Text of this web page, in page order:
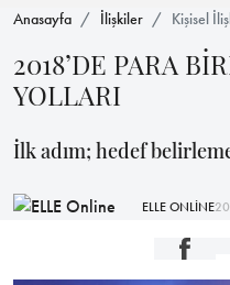
Anasayfa İlişkiler Kişisel
2018’DE PARA
YOLLARI
İlk adım; hedef
ELLE ONLİNE